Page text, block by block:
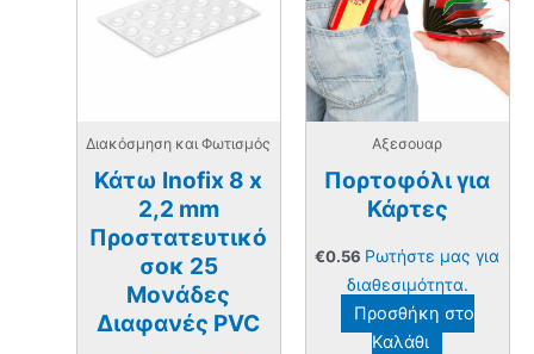
Διακόσμηση και Φωτισμός
Κάτω Inofix 8 x
2,2 mm
Προστατευτικό
σοκ 25
Μονάδες
Διαφανές PVC
Αξεσουαρ
Πορτοφόλι για
Κάρτες
€0.56 Ρωτήστε μας για
διαθεσιμότητα.
Προσθήκη στο
Καλάθι